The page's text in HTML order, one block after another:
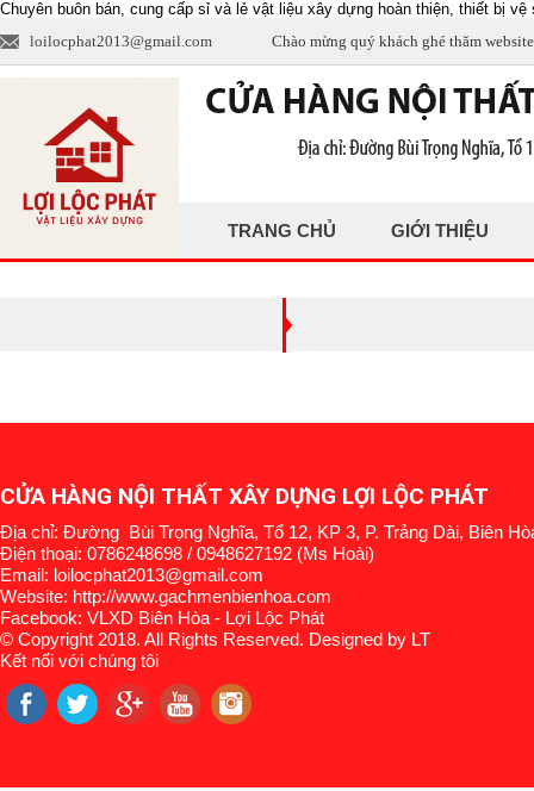
Chuyên buôn bán, cung cấp sỉ và lẻ vật liệu xây dựng hoàn thiện, thiết bị
loilocphat2013@gmail.com
Chào mừng quý khách ghé thăm
TRANG CHỦ GIỚI THIỆU
CỬA HÀNG NỘI THẤT XÂY DỰNG LỢI LỘC PHÁT
Địa chỉ: Đường Bùi Trọng Nghĩa, Tổ 12, KP 3, P. Trảng Dài, Biên
Điện thoại: 0786248698 / 0948627192 (Ms Hoài)
Email: loilocphat2013@gmail.com
Website: http://www.gachmenbienhoa.com
Facebook: VLXD Biên Hòa - Lợi Lộc Phát
© Copyright 2018. All Rights Reserved. Designed by LT
Kết nối với chúng tôi